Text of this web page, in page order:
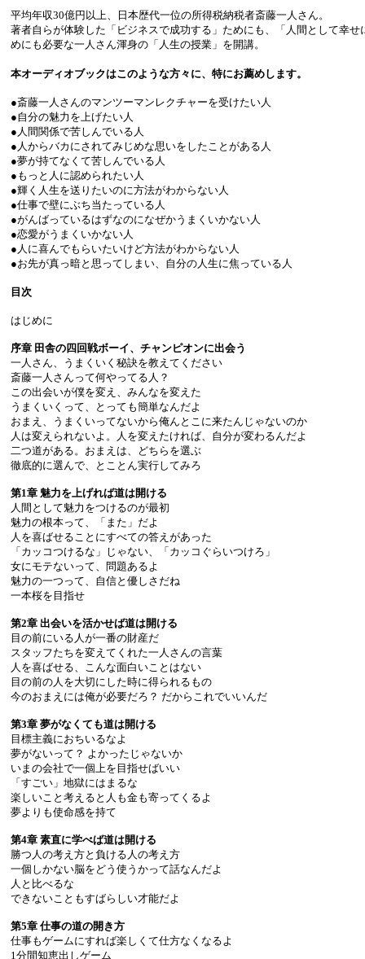
平均年収30億円以上、日本歴代一位の所得税納税者斎藤一人さん。
著者自らが体験した「ビジネスで成功する」ためにも、「人間として幸せ
めにも必要な一人さん渾身の「人生の授業」を開講。
本オーディオブックはこのような方々に、特にお薦めします。
●斎藤一人さんのマンツーマンレクチャーを受けたい人
●自分の魅力を上げたい人
●人間関係で苦しんでいる人
●人からバカにされてみじめな思いをしたことがある人
●夢が持てなくて苦しんでいる人
●もっと人に認められたい人
●輝く人生を送りたいのに方法がわからない人
●仕事で壁にぶち当たっている人
●がんばっているはずなのになぜかうまくいかない人
●恋愛がうまくいかない人
●人に喜んでもらいたいけど方法がわからない人
●お先が真っ暗と思ってしまい、自分の人生に焦っている人
目次
はじめに
序章 田舎の四回戦ボーイ、チャンピオンに出会う
一人さん、うまくいく秘訣を教えてください
斎藤一人さんって何やってる人？
この出会いが僕を変え、みんなを変えた
うまくいくって、とっても簡単なんだよ
おまえ、うまくいってないから俺んとこに来たんじゃないのか
人は変えられないよ。人を変えたければ、自分が変わるんだよ
二つ道がある。おまえは、どちらを選ぶ
徹底的に選んで、とことん実行してみろ
第1章 魅力を上げれば道は開ける
人間として魅力をつけるのが最初
魅力の根本って、「また」だよ
人を喜ばせることにすべての答えがあった
「カッコつけるな」じゃない、「カッコぐらいつけろ」
女にモテないって、問題あるよ
魅力の一つって、自信と優しさだね
一本桜を目指せ
第2章 出会いを活かせば道は開ける
目の前にいる人が一番の財産だ
スタッフたちを変えてくれた一人さんの言葉
人を喜ばせる、こんな面白いことはない
目の前の人を大切にした時に得られるもの
今のおまえには俺が必要だろ？ だからこれでいいんだ
第3章 夢がなくても道は開ける
目標主義におちいるなよ
夢がないって？ よかったじゃないか
いまの会社で一個上を目指せばいい
「すごい」地獄にはまるな
楽しいこと考えると人も金も寄ってくるよ
夢よりも使命感を持て
第4章 素直に学べば道は開ける
勝つ人の考え方と負ける人の考え方
一個しかない脳をどう使うかって話なんだよ
人と比べるな
できないこともすばらしい才能だよ
第5章 仕事の道の開き方
仕事もゲームにすれば楽しくて仕方なくなるよ
1分間知恵出しゲーム